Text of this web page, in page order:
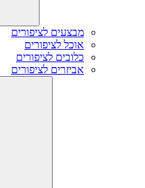
מבצעים לציפורים
אוכל לציפורים
כלובים לציפורים
אביזרים לציפורים